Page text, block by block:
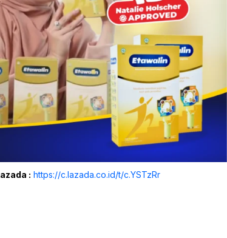
: https://c.lazada.co.id/t/c.YSTzRr